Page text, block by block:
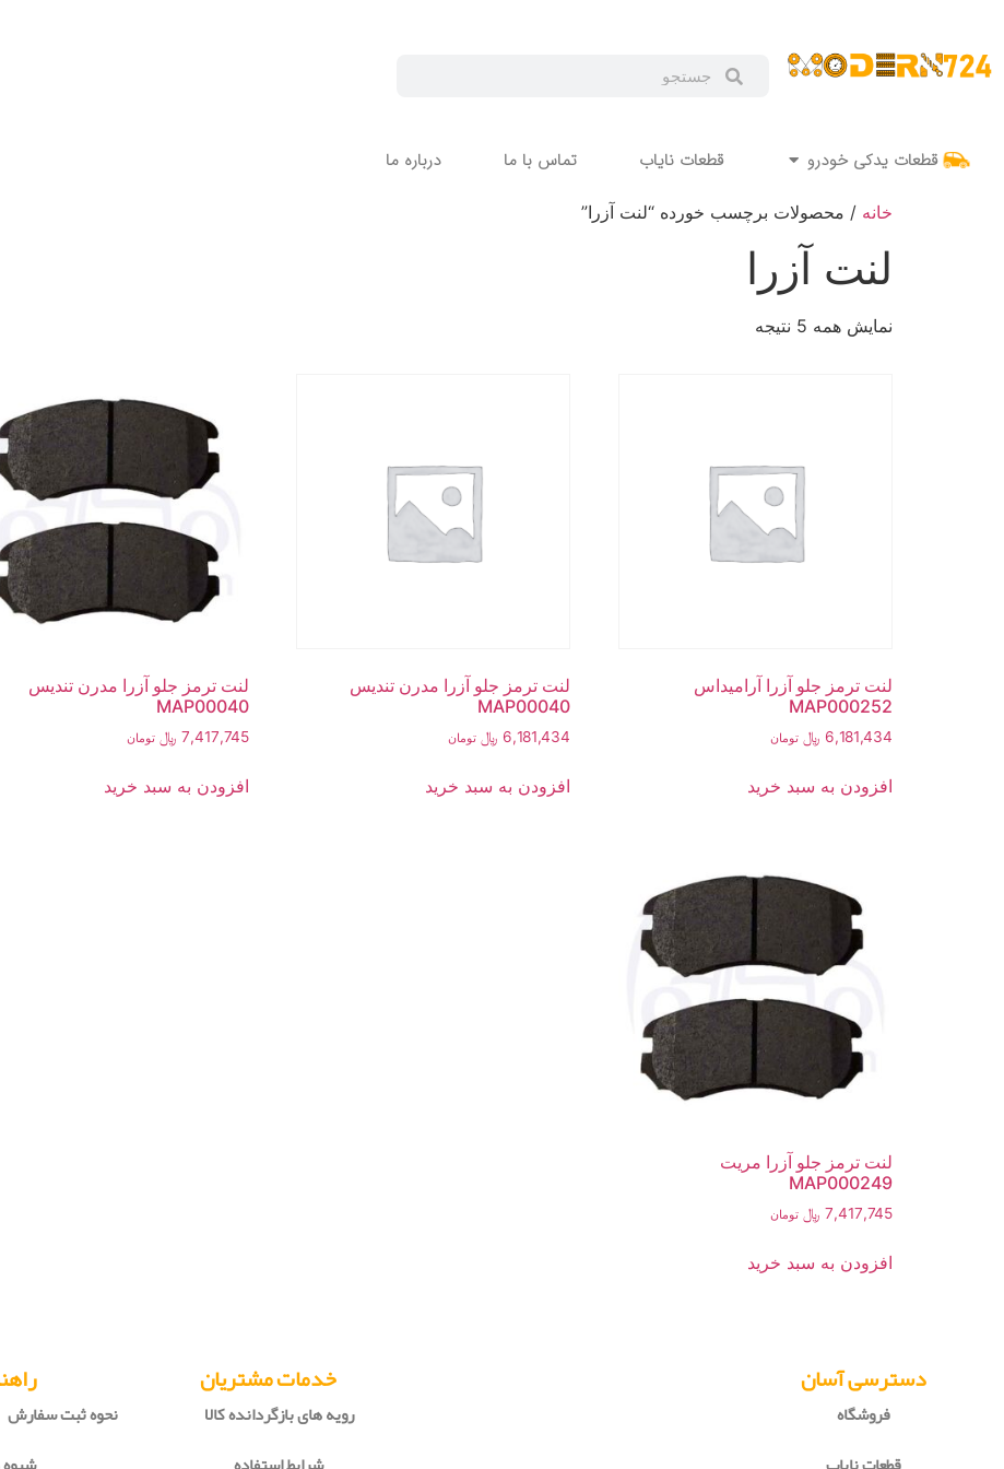
قطعات یدکی خودرو قطعات نایاب تماس با ما درباره ما
خانه / محصولات برچسب خورده “لنت آزرا”
لنت آزرا
نمایش همه 5 نتیجه
لنت ترمز جلو آزرا آرامیداس
MAP000252
6,181,434 ﷼ تومان
افزودن به سبد خرید
لنت ترمز جلو آزرا مدرن تندیس
MAP00040
6,181,434 ﷼ تومان
افزودن به سبد خرید
لنت ترمز جلو آزرا مدرن تندیس
MAP00040
7,417,745 ﷼ تومان
افزودن به سبد خرید
لنت ترمز جلو آزرا مریت
MAP000249
7,417,745 ﷼ تومان
افزودن به سبد خرید
دسترسی آسان
فروشگاه
خدمات مشتریان
رویه های بازگردانده کالا
نحوه ثبت سفارش